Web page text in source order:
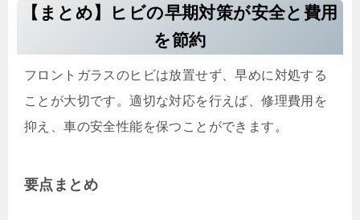
【まとめ】ヒビの早期対策が安全と費用
を節約
フロントガラスのヒビは放置せず、早めに対処する
ことが大切です。適切な対応を行えば、修理費用を
抑え、車の安全性能を保つことができます。
要点まとめ